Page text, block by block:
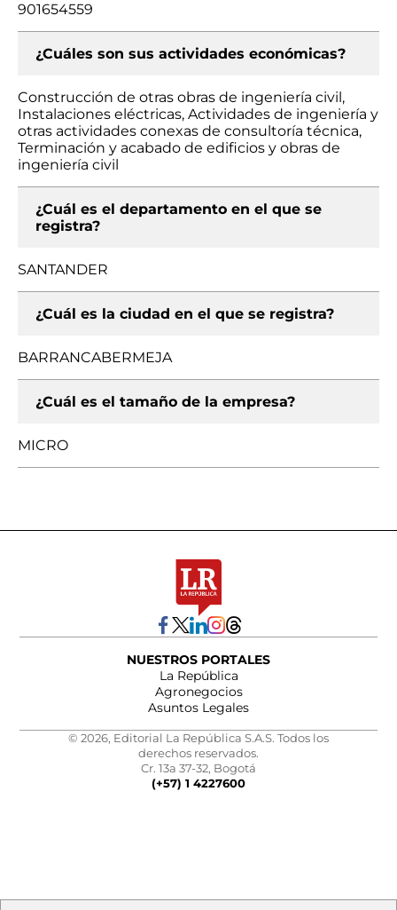
901654559
¿Cuáles son sus actividades económicas?
Construcción de otras obras de ingeniería civil,
Instalaciones eléctricas, Actividades de ingeniería y
otras actividades conexas de consultoría técnica,
Terminación y acabado de edificios y obras de
ingeniería civil
¿Cuál es el departamento en el que se
registra?
SANTANDER
¿Cuál es la ciudad en el que se registra?
BARRANCABERMEJA
¿Cuál es el tamaño de la empresa?
MICRO
NUESTROS PORTALES
La República
Agronegocios
Asuntos Legales
© 2026, Editorial La República S.A.S. Todos los
derechos reservados.
Cr. 13a 37-32, Bogotá
(+57) 1 4227600